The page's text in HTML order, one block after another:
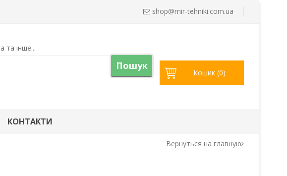
shop@mir-tehniki.com.ua
та інше...
Пошук
Кошик (0)
КОНТАКТИ
Вернуться на главную